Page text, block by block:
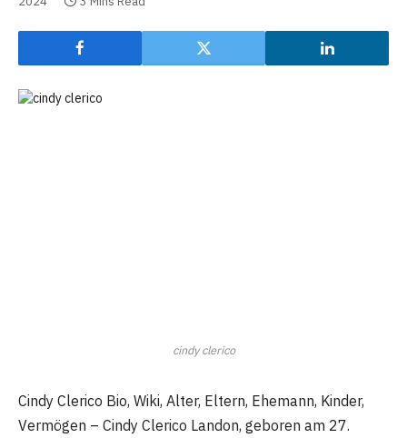
cindy clerico
Cindy Clerico Bio, Wiki, Alter, Eltern, Ehemann, Kinder,
Vermögen – Cindy Clerico Landon, geboren am 27.